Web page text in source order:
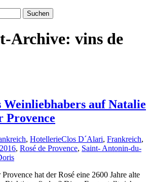
Archive: vins de
Weinliebhabers auf Natalie
Provence
, HotellerieClos D´Alari, Frankreich,
, Rosé de Provence, Saint- Antonin-du-
hat der Rosé eine 2600 Jahre alte